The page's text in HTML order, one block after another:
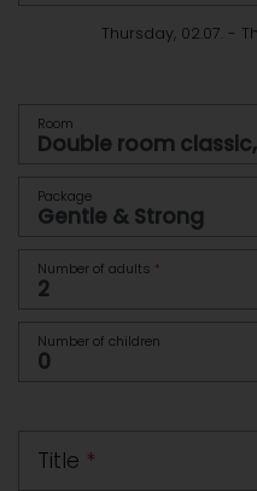
Thursday, 02.07. -
Room
Package
Number of adults *
Number of children
Title *